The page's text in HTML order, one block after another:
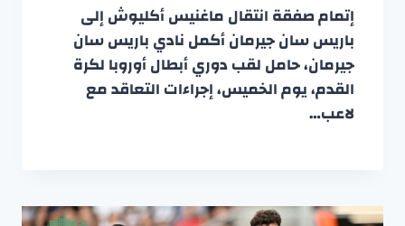
إتمام صفقة انتقال ماغنيس أكليوش إلى
باريس سان جيرمان أكمل نادي باريس سان
جيرمان، حامل لقب دوري أبطال أوروبا لكرة
القدم، يوم الخميس، إجراءات التعاقد مع
لاعب…